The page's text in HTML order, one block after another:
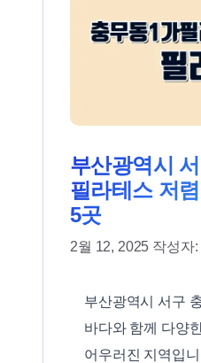
부산광역시
필라테스 저
5곳
2월 12, 2025 작성자:
부산광역시 서구
바다와 함께 다양
어우러진 지역입